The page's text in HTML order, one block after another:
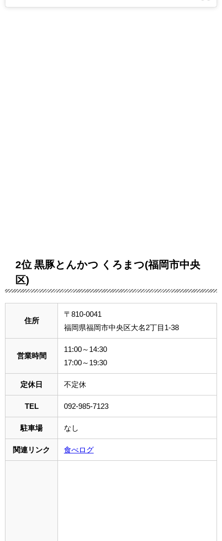
2位 黒豚とんかつ くろまつ(福岡市中央
区)
住所
〒810-0041
福岡県福岡市中央区大名2丁目1-38
営業時間
11:00～14:30
17:00～19:30
定休日 不定休
TEL 092-985-7123
駐車場 なし
関連リンク 食べログ